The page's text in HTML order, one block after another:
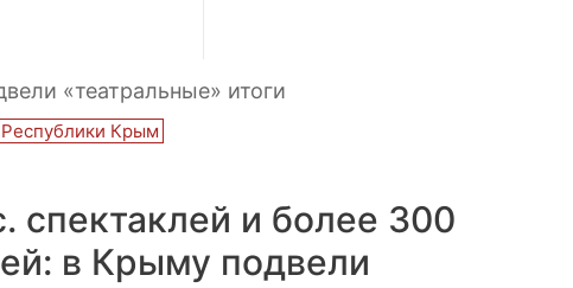
«театральные» итоги
Крым
спектаклей и более 300
в Крыму подвели